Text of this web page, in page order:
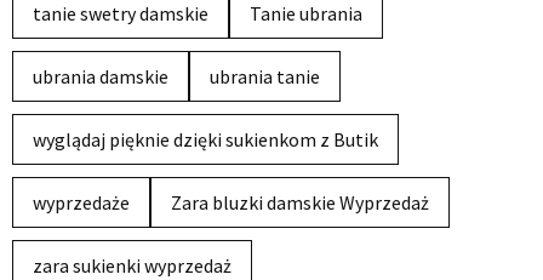
tanie swetry damskie Tanie ubrania
ubrania damskie ubrania tanie
wyglądaj pięknie dzięki sukienkom z Butik
wyprzedaże Zara bluzki damskie Wyprzedaż
zara sukienki wyprzedaż